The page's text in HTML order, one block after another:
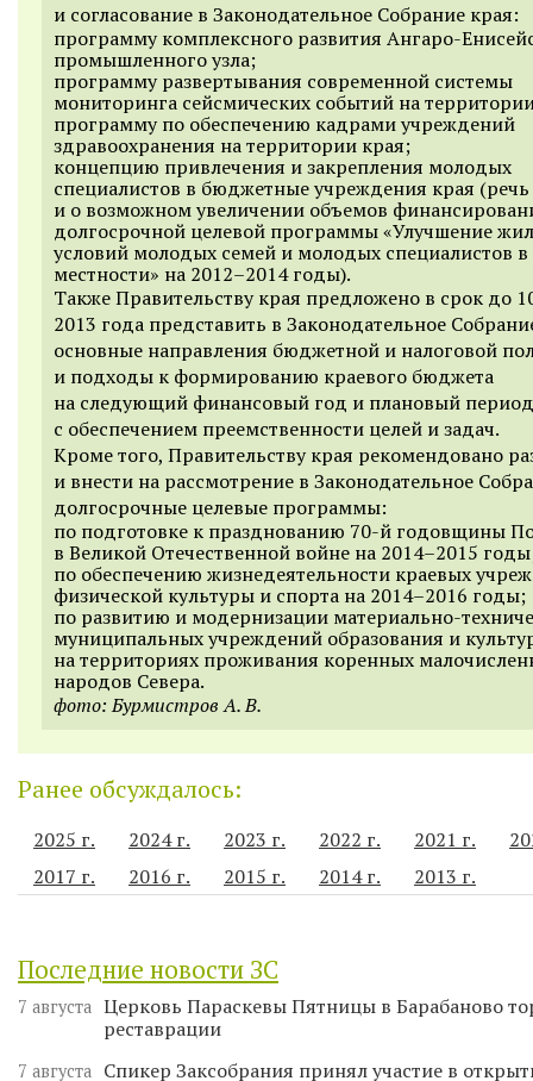
и согласование в Законодательное Собрание края:
программу комплексного развития Ангаро-
промышленного узла;
программу развертывания современной системы
мониторинга сейсмических событий на
программу по обеспечению кадрами учреждений
здравоохранения на территории края;
концепцию привлечения и закрепления молодых
специалистов в бюджетные учреждения края
и о возможном увеличении объемов
долгосрочной целевой программы «Улучшение
условий молодых семей и молодых специалистов в
местности» на 2012–2014 годы).
Также Правительству края предложено в срок до
2013 года представить в Законодательное
основные направления бюджетной и налоговой
и подходы к формированию краевого бюджета
на следующий финансовый год и плановый период
с обеспечением преемственности целей и задач.
Кроме того, Правительству края рекомендовано
и внести на рассмотрение в Законодательное
долгосрочные целевые программы:
по подготовке к празднованию 70-й годовщины
в Великой Отечественной войне на 2014–2015
по обеспечению жизнедеятельности краевых
физической культуры и спорта на 2014–2016 годы;
по развитию и модернизации материально-
муниципальных учреждений образования и
на территориях проживания коренных
народов Севера.
фото: Бурмистров А. В.
Ранее обсуждалось:
2025 г. 2024 г. 2023 г. 2022 г. 2021 г.
2017 г.
2016 г. 2015 г. 2014 г. 2013 г.
Последние новости ЗС
7 августа Церковь Параскевы Пятницы в Барабаново
реставрации
7 августа
Спикер Заксобрания принял участие в